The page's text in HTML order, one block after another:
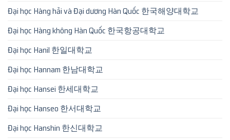
Đại học Hàng hải và Đại dương Hàn Quốc 한국해양대학교
Đại học Hàng không Hàn Quốc 한국항공대학교
Đại học Hanil 한일대학교
Đại học Hannam 한남대학교
Đại học Hansei 한세대학교
Đại học Hanseo 한서대학교
Đại học Hanshin 한신대학교